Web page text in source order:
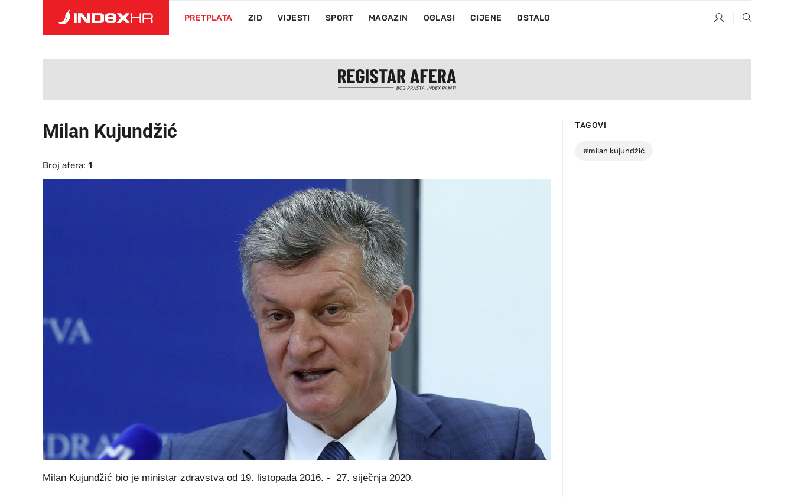
PRETPLATA ZID VIJESTI SPORT MAGAZIN OGLASI CIJENE OSTALO
Milan Kujundžić
Broj afera: 1
Milan Kujundžić bio je ministar zdravstva od 19. listopada 2016. - 27. siječnja 2020.
TAGOVI
#milan kujundžić